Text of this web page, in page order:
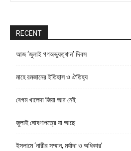
RECENT
আজ ‘জুলাই গণঅভ্যুত্থান’ দিবস
মাহে রমজানের ইতিহাস ও ঐতিহ্য
বেগম খালেদা জিয়া আর নেই
জুলাই ঘোষণাপত্রে যা আছে
ইসলামে ‘নারীর সম্মান, মর্যাদা ও অধিকার’